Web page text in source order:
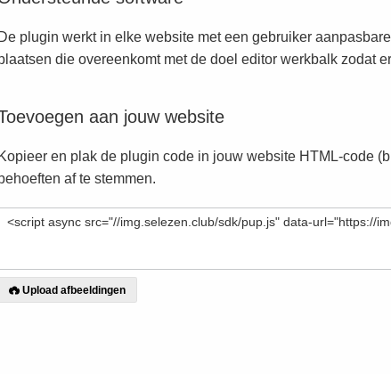
De plugin werkt in elke website met een gebruiker
die overeenkomt met de doel editor werkbalk zodat
aan jouw website
Kopieer en plak de plugin code in jouw website HTML-code
behoeften af te stemmen.
Upload afbeeldingen